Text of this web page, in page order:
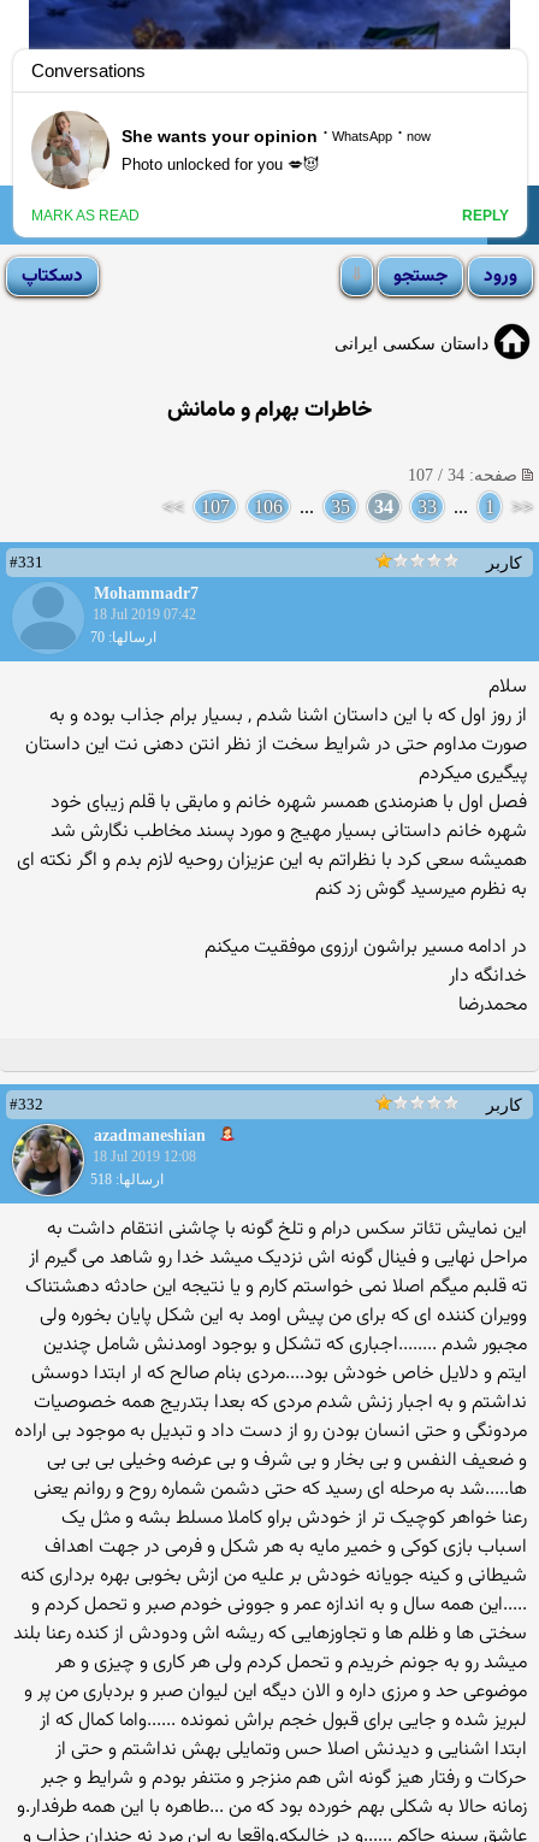
انجمن لوتی ☰
داستان سکسی ایرانی
خاطرات بهرام و مامانش
صفحه: 34 / 107
<<
1
...
33
34
35
...
106
107
>>
کاربر
#331
Mohammadr7
18 Jul 2019 07:42
ارسالها: 70
سلام
از روز اول که با این داستان اشنا شدم , بسیار برام جذاب بوده و به
صورت مداوم حتی در شرایط سخت از نظر انتن دهنی نت این داستان
پیگیری میکردم
فصل اول با هنرمندی همسر شهره خانم و مابقی با قلم زیبای خود
شهره خانم داستانی بسیار مهیج و مورد پسند مخاطب نگارش شد
همیشه سعی کرد با نظراتم به این عزیزان روحیه لازم بدم و اگر نکته ای
به نظرم میرسید گوش زد کنم
در ادامه مسیر براشون ارزوی موفقیت میکنم
خدانگه دار
محمدرضا
کاربر
#332
azadmaneshian
18 Jul 2019 12:08
ارسالها: 518
این نمایش تئاتر سکس درام و تلخ گونه با چاشنی انتقام داشت به
مراحل نهایی و فینال گونه اش نزدیک میشد خدا رو شاهد می گیرم از
ته قلبم میگم اصلا نمی خواستم کارم و یا نتیجه این حادثه دهشتناک
وویران کننده ای که برای من پیش اومد به این شکل پایان بخوره ولی
مجبور شدم ........اجباری که تشکل و بوجود اومدنش شامل چندین
ایتم و دلایل خاص خودش بود....مردی بنام صالح که ار ابتدا دوسش
نداشتم و به اجبار زنش شدم مردی که بعدا بتدریج همه خصوصیات
مردونگی و حتی انسان بودن رو از دست داد و تبدیل به موجود بی اراده
و ضعیف النفس و بی بخار و بی شرف و بی عرضه وخیلی بی بی بی
ها.....شد به مرحله ای رسید که حتی دشمن شماره روح و روانم یعنی
رعنا خواهر کوچیک تر از خودش براو کاملا مسلط بشه و مثل یک
اسباب بازی کوکی و خمیر مایه به هر شکل و فرمی در جهت اهداف
شیطانی و کینه جویانه خودش بر علیه من ازش بخوبی بهره برداری کنه
.....این همه سال و به اندازه عمر و جوونی خودم صبر و تحمل کردم و
سختی ها و ظلم ها و تجاوزهایی که ریشه اش ودودش از کنده رعنا بلند
میشد رو به جونم خریدم و تحمل کردم ولی هر کاری و چیزی و هر
موضوعی حد و مرزی داره و الان دیگه این لیوان صبر و بردباری من پر و
لبریز شده و جایی برای قبول خجم براش نمونده ......واما کمال که از
ابتدا اشنایی و دیدنش اصلا حس وتمایلی بهش نداشتم و حتی از
حرکات و رفتار هیز گونه اش هم منزجر و متنفر بودم و شرایط و جبر
زمانه حالا به شکلی بهم خورده بود که من ...طاهره با این همه طرفدار.و